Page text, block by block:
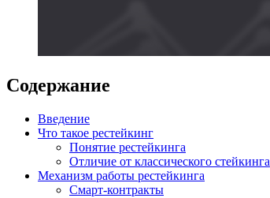
Содержание
Введение
Что такое рестейкинг
Понятие рестейкинга
Отличие от классического стейкинга
Механизм работы рестейкинга
Смарт-контракты